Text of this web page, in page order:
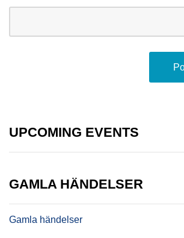
UPCOMING EVENTS
GAMLA HÄNDELSER
Gamla händelser